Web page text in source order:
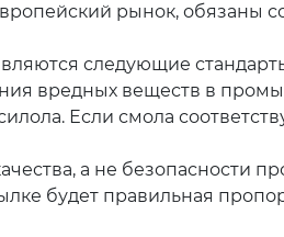
рынок, обязаны
следующие
вредных веществ в
Если смола
а не безопасности
будет правильная